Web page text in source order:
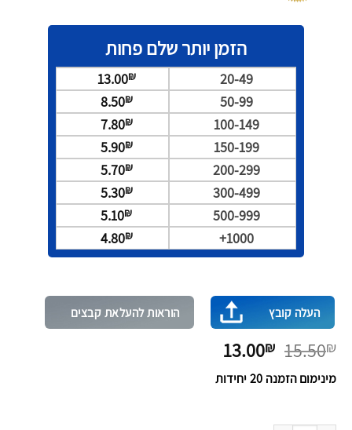
הזמן יותר שלם פחות
20-49
13.00₪
50-99
8.50₪
100-149
7.80₪
150-199
5.90₪
200-299
5.70₪
300-499
5.30₪
500-999
5.10₪
1000+
4.80₪
העלה קובץ הוראות להעלאת קבצים
15.50₪ המחיר
המקורי
היה:
13.00₪
הנוכחי
הוא: מינימום הזמנה 20יחידות